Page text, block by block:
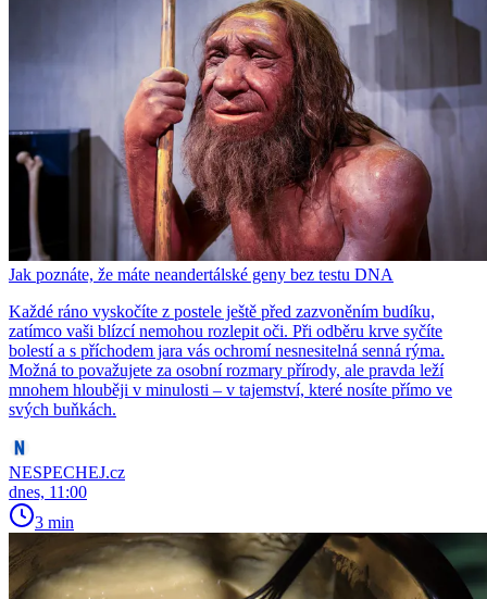
Jak poznáte, že máte neandertálské geny bez testu DNA
Každé ráno vyskočíte z postele ještě před zazvoněním budíku,
zatímco vaši blízcí nemohou rozlepit oči. Při odběru krve syčíte
bolestí a s příchodem jara vás ochromí nesnesitelná senná rýma.
Možná to považujete za osobní rozmary přírody, ale pravda leží
mnohem hlouběji v minulosti – v tajemství, které nosíte přímo ve
svých buňkách.
NESPECHEJ.cz
dnes, 11:00
3 min